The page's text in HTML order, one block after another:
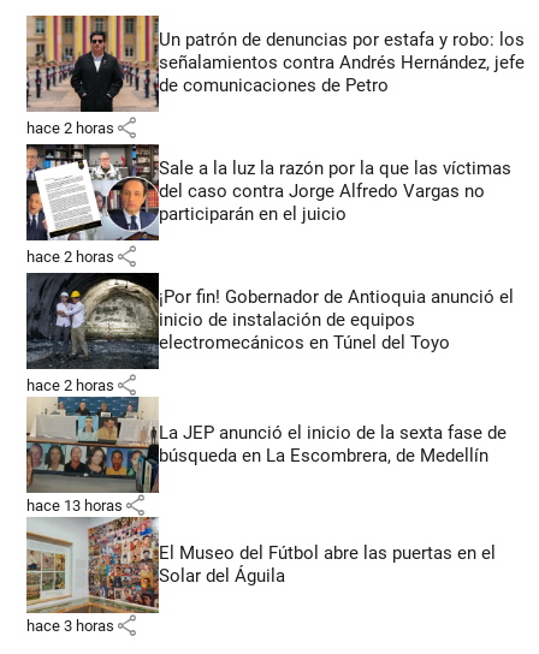
Un patrón de denuncias por estafa y robo: los
señalamientos contra Andrés Hernández, jefe
de comunicaciones de Petro
hace 2 horas share
Sale a la luz la razón por la que las víctimas
del caso contra Jorge Alfredo Vargas no
participarán en el juicio
hace 2 horas share
¡Por fin! Gobernador de Antioquia anunció el
inicio de instalación de equipos
electromecánicos en Túnel del Toyo
hace 2 horas share
La JEP anunció el inicio de la sexta fase de
búsqueda en La Escombrera, de Medellín
hace 13 horas share
El Museo del Fútbol abre las puertas en el
Solar del Águila
hace 3 horas share